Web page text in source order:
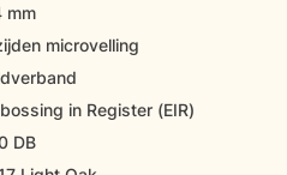
mm
microvelling
in Register (EIR)
DB